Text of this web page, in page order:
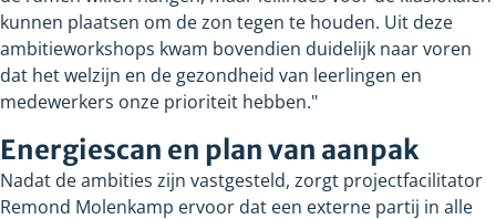
kunnen plaatsen om de zon tegen te houden. Uit deze
ambitieworkshops kwam bovendien duidelijk naar voren
dat het welzijn en de gezondheid van leerlingen en
medewerkers onze prioriteit hebben."
Energiescan en plan van aanpak
Nadat de ambities zijn vastgesteld, zorgt projectfacilitator
Remond Molenkamp ervoor dat een externe partij in alle